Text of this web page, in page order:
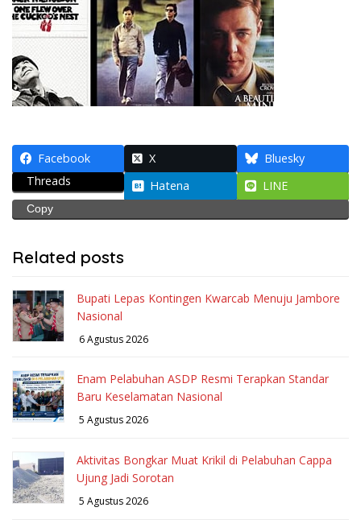
Facebook X
Bluesky
Threads
Hatena LINE
Copy
Related posts
Bupati Lepas Kontingen Kwarcab Menuju Jambore
Nasional
6 Agustus 2026
Enam Pelabuhan ASDP Resmi Terapkan Standar
Baru Keselamatan Nasional
5 Agustus 2026
Aktivitas Bongkar Muat Krikil di Pelabuhan Cappa
Ujung Jadi Sorotan
5 Agustus 2026